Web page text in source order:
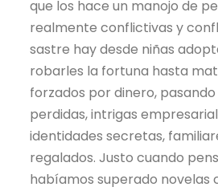
que los hace un manojo de
realmente conflictivas y
sastre hay desde niñas
robarles la fortuna hasta
forzados por dinero,
perdidas, intrigas
identidades secretas,
regalados. Justo cuando
habíamos superado novelas